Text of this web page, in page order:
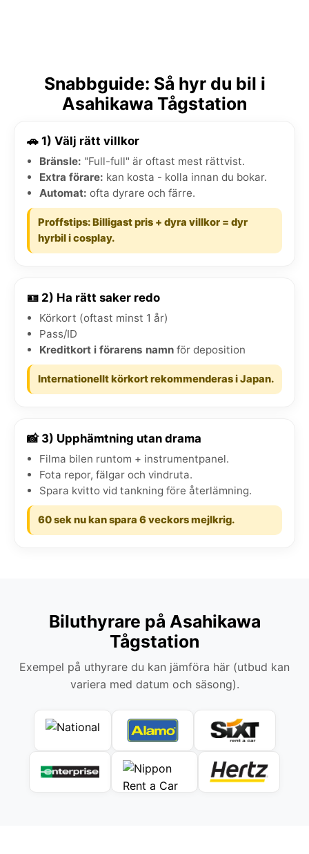
Snabbguide: Så hyr du bil i
Asahikawa Tågstation
🚗 1) Välj rätt villkor
Bränsle: "Full-full" är oftast mest rättvist.
Extra förare: kan kosta - kolla innan du bokar.
Automat: ofta dyrare och färre.
Proffstips: Billigast pris + dyra villkor = dyr
hyrbil i cosplay.
🪪 2) Ha rätt saker redo
Körkort (oftast minst 1 år)
Pass/ID
Kreditkort i förarens namn för deposition
Internationellt körkort rekommenderas i Japan.
📸 3) Upphämtning utan drama
Filma bilen runtom + instrumentpanel.
Fota repor, fälgar och vindruta.
Spara kvitto vid tankning före återlämning.
60 sek nu kan spara 6 veckors mejlkrig.
Biluthyrare på Asahikawa
Tågstation
Exempel på uthyrare du kan jämföra här (utbud kan
variera med datum och säsong).